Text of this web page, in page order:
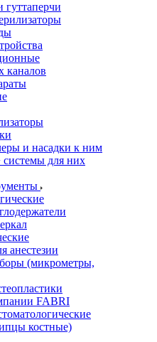
гуттаперчи
каналов
и насадки к ним
для них
анестезии
(микрометры,
FABRI
костные)